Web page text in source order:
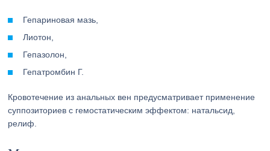
Гепариновая мазь,
Лиотон,
Гепазолон,
Гепатромбин Г.
Кровотечение из анальных вен предусматривает применение
суппозиториев с гемостатическим эффектом: натальсид,
релиф.